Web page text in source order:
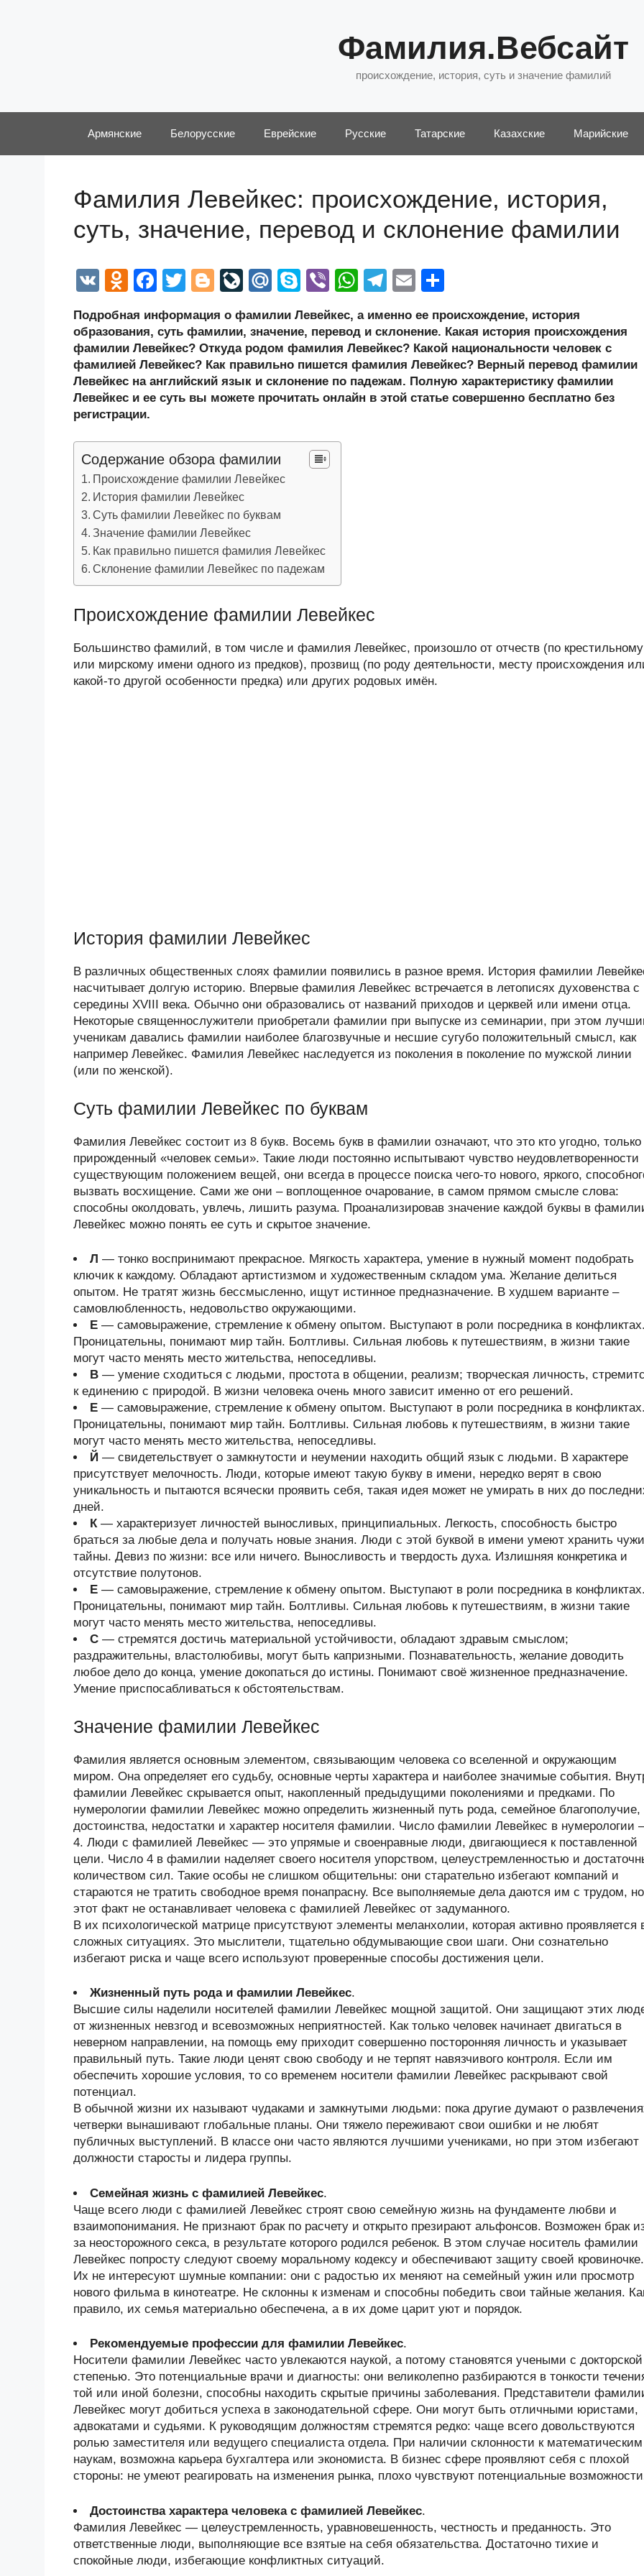
Фамилия.Вебсайт
происхождение, история, суть и значение фамилий
Армянские Белорусские Еврейские Русские Татарские Казахские Марийские
Фамилия Левейкес: происхождение, история,
суть, значение, перевод и склонение фамилии
V
O
n
o
kl
a
ss
ni
ki
F
c
e
b
o
k
T
tt
er
Bl
g
g
er
Li
e
J
o
ur
al
M
.R
u
S
p
e
Vi
b
er
W
at
s
A
p
T
e
gr
a
m
E
ail р
а
в
и
Подробная информация о фамилии Левейкес, а именно ее происхождение, история
образования, суть фамилии, значение, перевод и склонение. Какая история происхождения
фамилии Левейкес? Откуда родом фамилия Левейкес? Какой национальности человек с
фамилией Левейкес? Как правильно пишется фамилия Левейкес? Верный перевод фамилии
Левейкес на английский язык и склонение по падежам. Полную характеристику фамилии
Левейкес и ее суть вы можете прочитать онлайн в этой статье совершенно бесплатно без
регистрации.
Содержание обзора фамилии
Происхождение фамилии Левейкес
История фамилии Левейкес
Суть фамилии Левейкес по буквам
Значение фамилии Левейкес
Как правильно пишется фамилия Левейкес
Склонение фамилии Левейкес по падежам
Происхождение фамилии Левейкес
Большинство фамилий, в том числе и фамилия Левейкес, произошло от отчеств (по крестильному
или мирскому имени одного из предков), прозвищ (по роду деятельности, месту происхождения
какой-то другой особенности предка) или других родовых имён.
История фамилии Левейкес
В различных общественных слоях фамилии появились в разное время. История фамилии
насчитывает долгую историю. Впервые фамилия Левейкес встречается в летописях духовенства с
середины XVIII века. Обычно они образовались от названий приходов и церквей или имени отца.
Некоторые священнослужители приобретали фамилии при выпуске из семинарии, при этом
ученикам давались фамилии наиболее благозвучные и несшие сугубо положительный смысл, как
например Левейкес. Фамилия Левейкес наследуется из поколения в поколение по мужской линии
(или по женской).
Суть фамилии Левейкес по буквам
Фамилия Левейкес состоит из 8 букв. Восемь букв в фамилии означают, что это кто угодно, только
прирожденный «человек семьи». Такие люди постоянно испытывают чувство неудовлетворенности
существующим положением вещей, они всегда в процессе поиска чего-то нового, яркого,
вызвать восхищение. Сами же они – воплощенное очарование, в самом прямом смысле слова:
способны околдовать, увлечь, лишить разума. Проанализировав значение каждой буквы в
Левейкес можно понять ее суть и скрытое значение.
Л — тонко воспринимают прекрасное. Мягкость характера, умение в нужный момент подобрать
ключик к каждому. Обладают артистизмом и художественным складом ума. Желание делиться
опытом. Не тратят жизнь бессмысленно, ищут истинное предназначение. В худшем варианте –
самовлюбленность, недовольство окружающими.
Е — самовыражение, стремление к обмену опытом. Выступают в роли посредника в конфликтах.
Проницательны, понимают мир тайн. Болтливы. Сильная любовь к путешествиям, в жизни такие
могут часто менять место жительства, непоседливы.
В — умение сходиться с людьми, простота в общении, реализм; творческая личность,
к единению с природой. В жизни человека очень много зависит именно от его решений.
Е — самовыражение, стремление к обмену опытом. Выступают в роли посредника в конфликтах.
Проницательны, понимают мир тайн. Болтливы. Сильная любовь к путешествиям, в жизни такие
могут часто менять место жительства, непоседливы.
Й — свидетельствует о замкнутости и неумении находить общий язык с людьми. В характере
присутствует мелочность. Люди, которые имеют такую букву в имени, нередко верят в свою
уникальность и пытаются всячески проявить себя, такая идея может не умирать в них до
дней.
К— характеризует личностей выносливых, принципиальных. Легкость, способность быстро
браться за любые дела и получать новые знания. Люди с этой буквой в имени умеют хранить
тайны. Девиз по жизни: все или ничего. Выносливость и твердость духа. Излишняя конкретика и
отсутствие полутонов.
Е — самовыражение, стремление к обмену опытом. Выступают в роли посредника в конфликтах.
Проницательны, понимают мир тайн. Болтливы. Сильная любовь к путешествиям, в жизни такие
могут часто менять место жительства, непоседливы.
С — стремятся достичь материальной устойчивости, обладают здравым смыслом;
раздражительны, властолюбивы, могут быть капризными. Познавательность, желание доводить
любое дело до конца, умение докопаться до истины. Понимают своё жизненное предназначение.
Умение приспосабливаться к обстоятельствам.
Значение фамилии Левейкес
Фамилия является основным элементом, связывающим человека со вселенной и окружающим
миром. Она определяет его судьбу, основные черты характера и наиболее значимые события.
фамилии Левейкес скрывается опыт, накопленный предыдущими поколениями и предками. По
нумерологии фамилии Левейкес можно определить жизненный путь рода, семейное благополучие,
достоинства, недостатки и характер носителя фамилии. Число фамилии Левейкес в нумерологии
4. Люди с фамилией Левейкес — это упрямые и своенравные люди, двигающиеся к поставленной
цели. Число 4 в фамилии наделяет своего носителя упорством, целеустремленностью и
количеством сил. Такие особы не слишком общительны: они старательно избегают компаний и
стараются не тратить свободное время понапрасну. Все выполняемые дела даются им с трудом, но
этот факт не останавливает человека с фамилией Левейкес от задуманного.
В их психологической матрице присутствуют элементы меланхолии, которая активно проявляется
сложных ситуациях. Это мыслители, тщательно обдумывающие свои шаги. Они сознательно
избегают риска и чаще всего используют проверенные способы достижения цели.
Жизненный путь рода и фамилии Левейкес.
Высшие силы наделили носителей фамилии Левейкес мощной защитой. Они защищают этих
от жизненных невзгод и всевозможных неприятностей. Как только человек начинает двигаться в
неверном направлении, на помощь ему приходит совершенно посторонняя личность и указывает
правильный путь. Такие люди ценят свою свободу и не терпят навязчивого контроля. Если им
обеспечить хорошие условия, то со временем носители фамилии Левейкес раскрывают свой
потенциал.
В обычной жизни их называют чудаками и замкнутыми людьми: пока другие думают о
четверки вынашивают глобальные планы. Они тяжело переживают свои ошибки и не любят
публичных выступлений. В классе они часто являются лучшими учениками, но при этом избегают
должности старосты и лидера группы.
Семейная жизнь с фамилией Левейкес.
Чаще всего люди с фамилией Левейкес строят свою семейную жизнь на фундаменте любви и
взаимопонимания. Не признают брак по расчету и открыто презирают альфонсов. Возможен брак
за неосторожного секса, в результате которого родился ребенок. В этом случае носитель фамилии
Левейкес попросту следуют своему моральному кодексу и обеспечивают защиту своей кровиночке.
Их не интересуют шумные компании: они с радостью их меняют на семейный ужин или просмотр
нового фильма в кинотеатре. Не склонны к изменам и способны победить свои тайные желания.
правило, их семья материально обеспечена, а в их доме царит уют и порядок.
Рекомендуемые профессии для фамилии Левейкес.
Носители фамилии Левейкес часто увлекаются наукой, а потому становятся учеными с докторской
степенью. Это потенциальные врачи и диагносты: они великолепно разбираются в тонкости
той или иной болезни, способны находить скрытые причины заболевания. Представители
Левейкес могут добиться успеха в законодательной сфере. Они могут быть отличными юристами,
адвокатами и судьями. К руководящим должностям стремятся редко: чаще всего довольствуются
ролью заместителя или ведущего специалиста отдела. При наличии склонности к математическим
наукам, возможна карьера бухгалтера или экономиста. В бизнес сфере проявляют себя с плохой
стороны: не умеют реагировать на изменения рынка, плохо чувствуют потенциальные
Достоинства характера человека с фамилией Левейкес.
Фамилия Левейкес — целеустремленность, уравновешенность, честность и преданность. Это
ответственные люди, выполняющие все взятые на себя обязательства. Достаточно тихие и
спокойные люди, избегающие конфликтных ситуаций.